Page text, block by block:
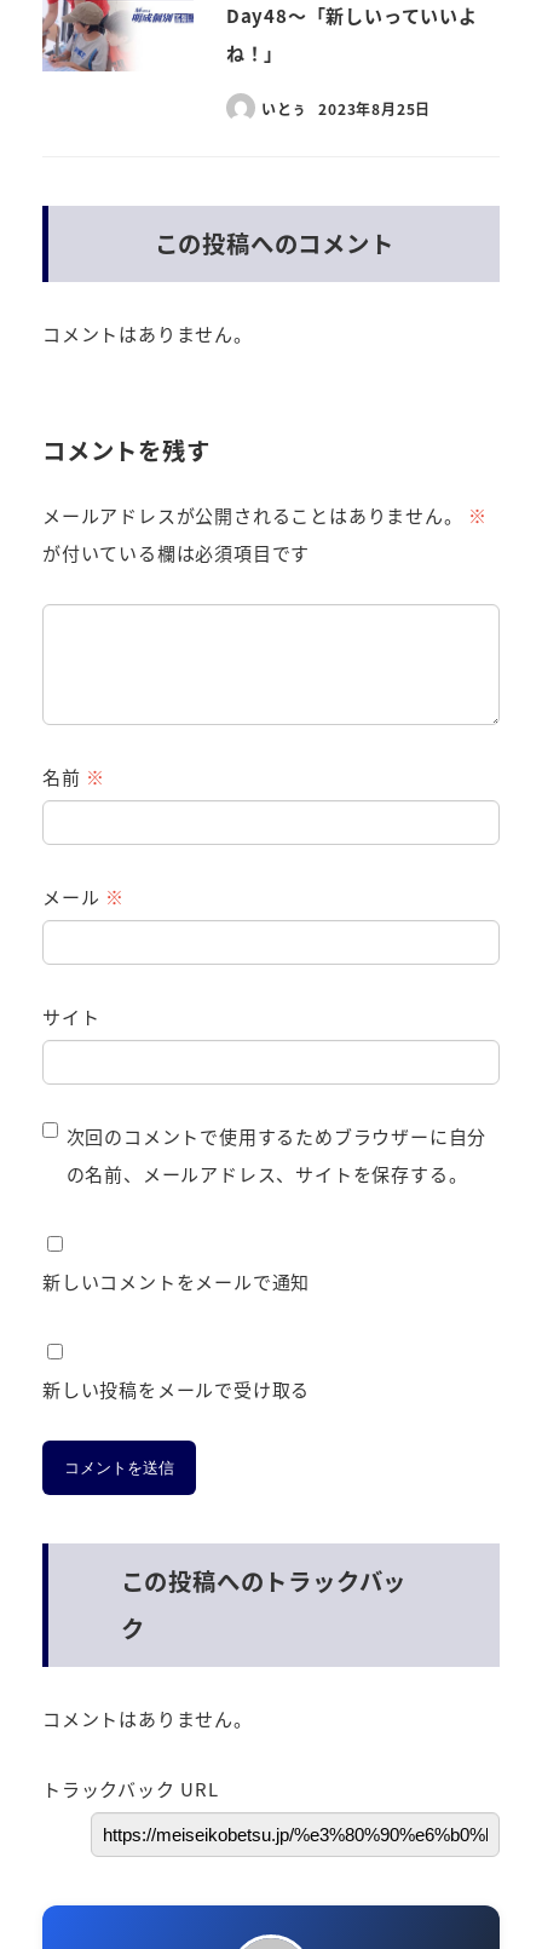
Day48～「新しいっていいよ
ね！」
いとぅ 2023年8月25日
この投稿へのコメント
コメントはありません。
コメントを残す
メールアドレスが公開されることはありません。
※
が付いている欄は必須項目です
名前 ※
メール ※
サイト
次回のコメントで使用するためブラウザーに自分
の名前、メールアドレス、サイトを保存する。
新しいコメントをメールで通知
新しい投稿をメールで受け取る
この投稿へのトラックバッ
ク
コメントはありません。
トラックバック URL